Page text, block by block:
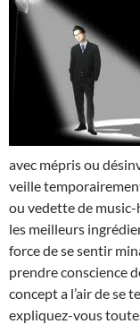
avec mépris ou
veille
ou vedette de music-
les meilleurs
force de se sentir
prendre conscience
concept a l’air de se
expliquez-vous